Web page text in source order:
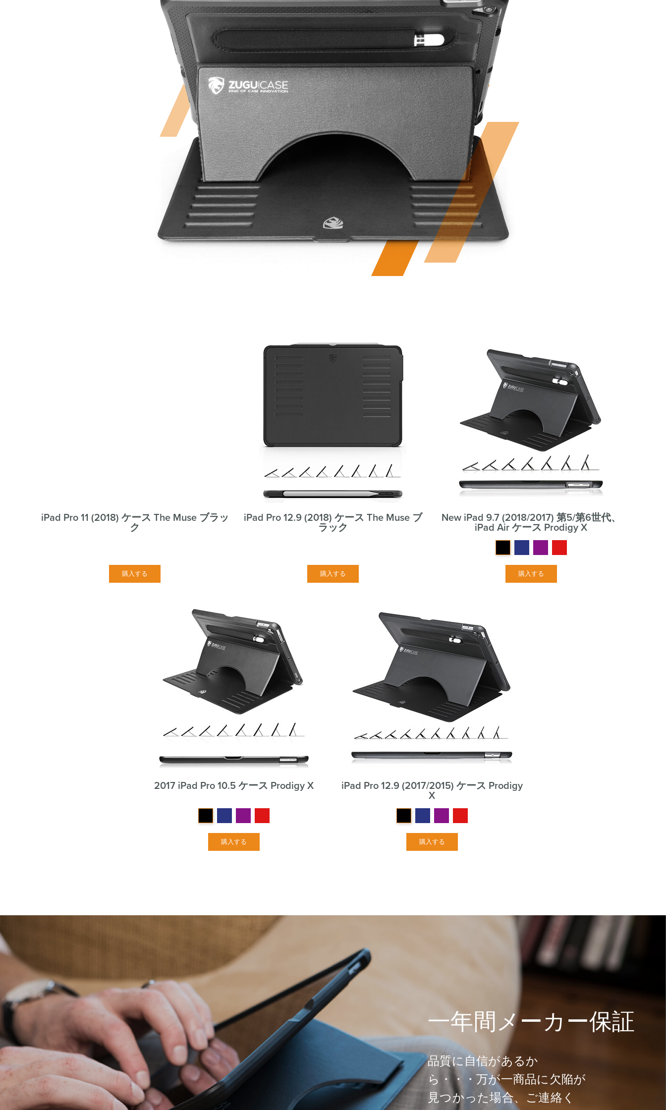
iPad Pro 11 (2018) ケース The Muse ブラッ
ク
購入する
iPad Pro 12.9 (2018) ケース The Muse ブ
ラック
購入する
New iPad 9.7 (2018/2017) 第5/第6世代、
iPad Air ケース Prodigy X
購入する
2017 iPad Pro 10.5 ケース Prodigy X
購入する
iPad Pro 12.9 (2017/2015) ケース Prodigy
X
購入する
一年間メーカー保証
品質に自信があるか
ら・・・万が一商品に欠陥が
見つかった場合、ご連絡く